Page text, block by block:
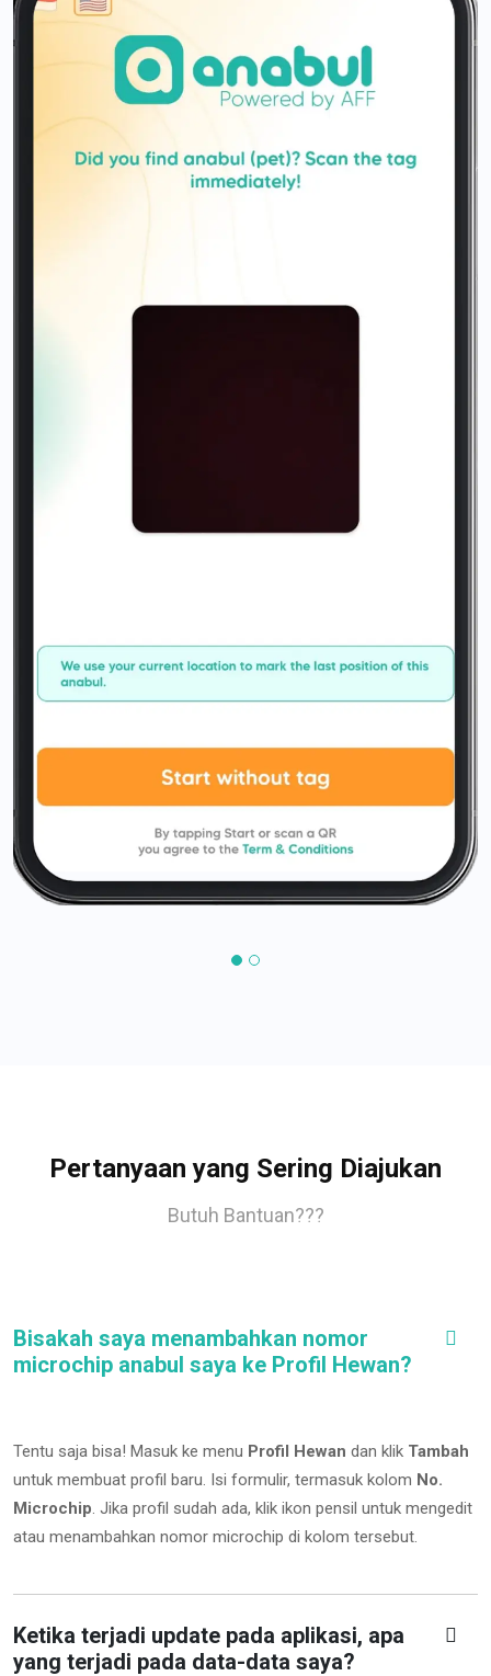
Pertanyaan yang Sering Diajukan
Butuh Bantuan???
Bisakah saya menambahkan nomor
microchip anabul saya ke Profil Hewan?
Tentu saja bisa! Masuk ke menu Profil Hewan dan klik Tambah
untuk membuat profil baru. Isi formulir, termasuk kolom No.
Microchip. Jika profil sudah ada, klik ikon pensil untuk mengedit
atau menambahkan nomor microchip di kolom tersebut.
Ketika terjadi update pada aplikasi, apa
yang terjadi pada data-data saya?